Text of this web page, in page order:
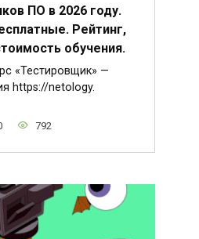
ПО в 2026 году.
Рейтинг,
обучения.
«Тестировщик» —
https://netology.
792